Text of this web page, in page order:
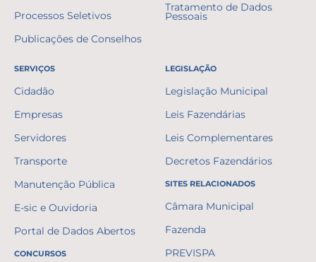
Processos Seletivos
Publicações de Conselhos
Tratamento de Dados
Pessoais
SERVIÇOS
Cidadão
Empresas
Servidores
Transporte
Manutenção Pública
E-sic e Ouvidoria
Portal de Dados Abertos
CONCURSOS
LEGISLAÇÃO
Legislação Municipal
Leis Fazendárias
Leis Complementares
Decretos Fazendários
SITES RELACIONADOS
Câmara Municipal
Fazenda
PREVISPA